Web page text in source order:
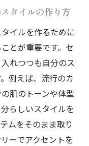
タイルの作り方
イルを作るために
とが重要です。セ
れつつも自分のス
例えば、流行のカ
肌のトーンや体型
らしいスタイルを
ムをそのまま取り
ーでアクセントを